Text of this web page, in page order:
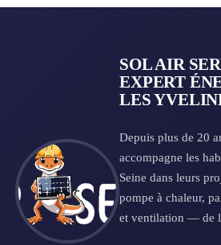
SOL AIR
EXPERT
LES
Depuis plus de 20
accompagne les
Seine dans leurs
pompe à chaleur,
et ventilation — de